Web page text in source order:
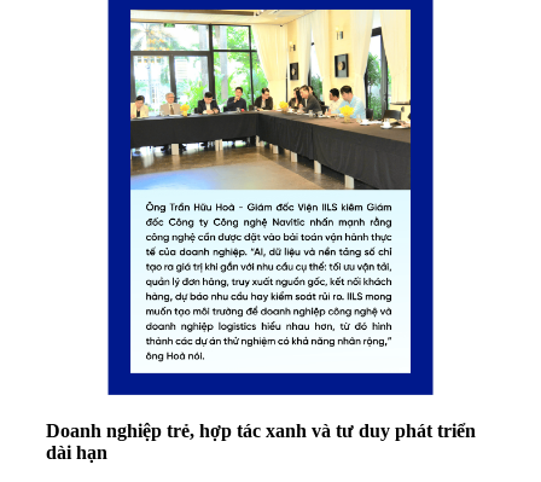
Doanh nghiệp trẻ, hợp tác xanh và tư duy phát triển
dài hạn